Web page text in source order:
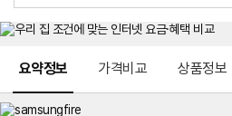
원
선
택
약
정
법
요약정보 가격비교 상품정보